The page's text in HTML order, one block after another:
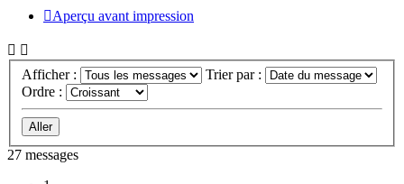
Aperçu avant impression
Afficher :
Trier par :
Ordre :
27 messages